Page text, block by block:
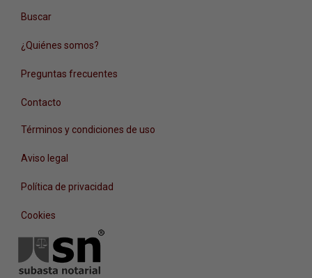
Buscar
¿Quiénes somos?
Preguntas frecuentes
Contacto
Términos y condiciones de uso
Aviso legal
Política de privacidad
Cookies